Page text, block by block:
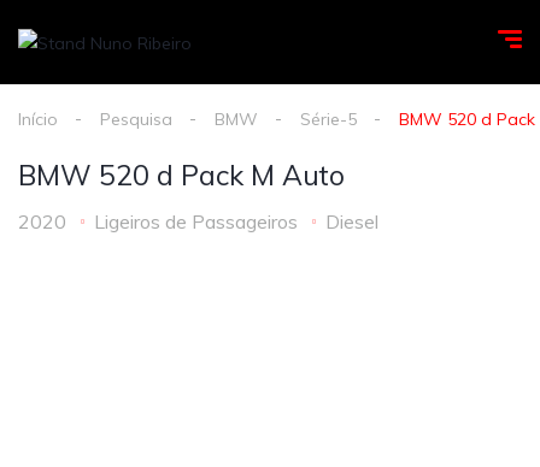
Início Pesquisa BMW Série-5 BMW 520 d
BMW 520 d Pack M Auto
2020 Ligeiros de Passageiros Diesel